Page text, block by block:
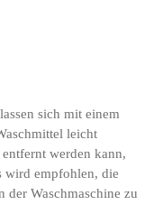
sich mit einem
leicht
werden kann,
wird empfohlen, die
der Waschmaschine zu